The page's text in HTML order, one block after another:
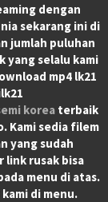
dengan
sekarang ini di
jumlah puluhan
yang selalu kami
mp4 lk21
korea terbaik
Kami sedia filem
yang sudah
rusak bisa
menu di atas.
di menu.